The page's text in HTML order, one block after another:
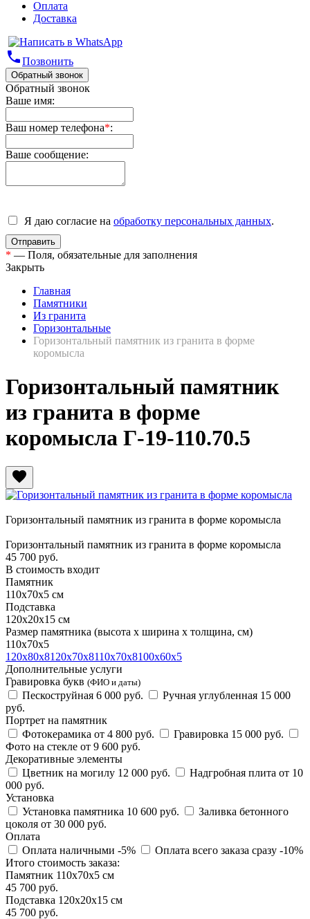
Оплата
Доставка
phoneПозвонить
Обратный звонок
Обратный звонок
Ваше имя:
Ваш номер телефона*:
Ваше сообщение:
Я даю согласие на обработку персональных данных.
* — Поля, обязательные для заполнения
Закрыть
Главная
Памятники
Из гранита
Горизонтальные
Горизонтальный памятник из гранита в форме
коромысла
Горизонтальный памятник
из гранита в форме
коромысла Г-19-110.70.5
favorite
Горизонтальный памятник из гранита в форме коромысла
Горизонтальный памятник из гранита в форме коромысла
45 700 руб.
В стоимость входит
Памятник
110х70х5 см
Подставка
120х20х15 см
Размер памятника (высота х ширина х толщина, см)
110х70х5
120х80х8120х70х8110х70х8100х60х5
Дополнительные услуги
Гравировка букв (ФИО и даты)
Пескоструйная 6 000 руб. Ручная углубленная 15 000
руб.
Портрет на памятник
Фотокерамика от 4 800 руб. Гравировка 15 000 руб.
Фото на стекле от 9 600 руб.
Декоративные элементы
Цветник на могилу 12 000 руб. Надгробная плита от 10
000 руб.
Установка
Установка памятника 10 600 руб.
Заливка бетонного
цоколя от 30 000 руб.
Оплата
Оплата наличными -5% Оплата всего заказа сразу -10%
Итого стоимость заказа:
Памятник 110х70х5 см
45 700 руб.
Подставка 120х20х15 см
45 700 руб.